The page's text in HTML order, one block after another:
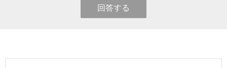
回答する